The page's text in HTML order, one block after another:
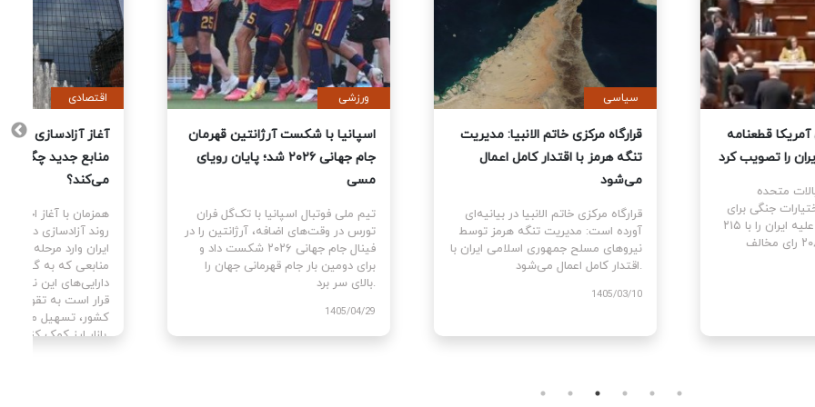
آمریکا قطعنامه
جنگ علیه ایران را تصویب کرد
ایالات متحده
قطعنامه اختیارات جنگی برای
سیاسی
قرارگاه مرکزی خاتم الانبیا: مدیریت
تنگه هرمز با اقتدار کامل اعمال
قرارگاه مرکزی خاتم الانبیا در بیانیه‌ای
آورده است: مدیریت تنگه هرمز توسط
نیروهای مسلح جمهوری اسلامی ایران با
اقتدار کامل اعمال می‌شود.
ورزشی
اسپانیا با شکست آرژانتین قهرمان
جام جهانی ۲۰۲۶ شد؛ پایان رویای
تیم ملی فوتبال اسپانیا با تک‌گل فران
تورس در وقت‌های اضافه، آرژانتین را در
برای دومین بار جام قهرمانی جهان را
اقتصادی
آغاز
منابع
همزمان
روند
ایران
منابعی
قرار
کشور،
بازار ارز کمک کنند.